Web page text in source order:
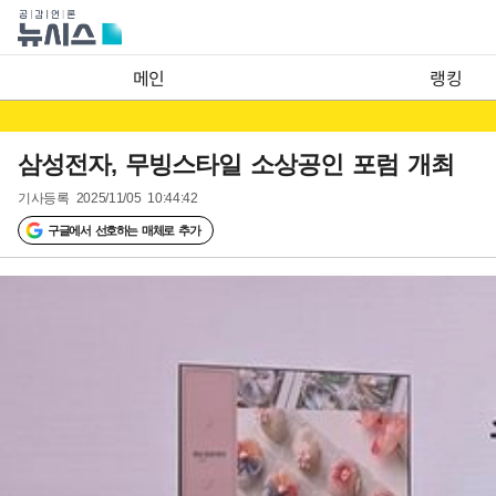
메인 랭킹
삼성전자, 무빙스타일 소상공인 포럼 개최
기사등록 2025/11/05 10:44:42
구글에서 선호하는 매체로 추가